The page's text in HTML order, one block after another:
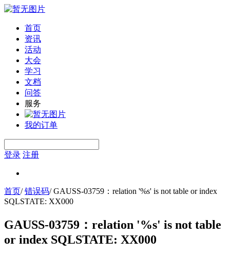
首页
资讯
活动
大会
学习
文档
问答
服务
我的订单
登录 注册
首页/错误码/GAUSS-03759：relation '%s' is not table or index
SQLSTATE: XX000
GAUSS-03759：relation '%s' is not table
or index SQLSTATE: XX000